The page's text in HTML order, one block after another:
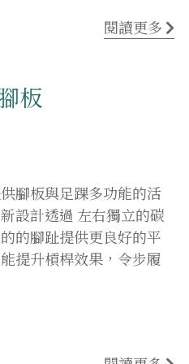
閱讀更多
板
腳板與足踝多功能的活
設計透過 左右獨立的碳
的腳趾提供更良好的平
提升槓桿效果，令步履